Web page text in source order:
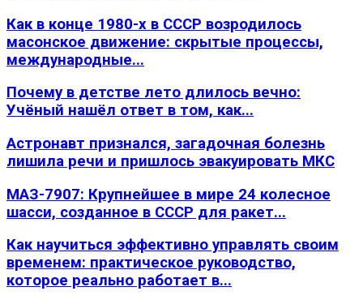
Как в конце 1980-х в СССР возродилось
масонское движение: скрытые процессы,
международные...
Почему в детстве лето длилось вечно:
Учёный нашёл ответ в том, как...
Астронавт признался, загадочная болезнь
лишила речи и пришлось эвакуировать МКС
МАЗ-7907: Крупнейшее в мире 24 колесное
шасси, созданное в СССР для ракет...
Как научиться эффективно управлять своим
временем: практическое руководство,
которое реально работает в...